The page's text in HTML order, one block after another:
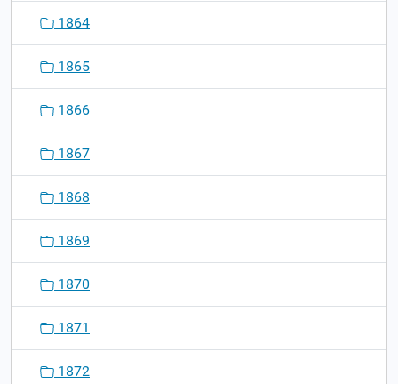
1864
1865
1866
1867
1868
1869
1870
1871
1872